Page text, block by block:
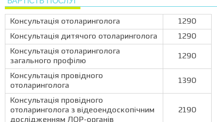
Консультація отоларинголога
1290
Консультація дитячого отоларинголога
1290
Консультація отоларинголога
загального профілю
1290
Консультація провідного
отоларинголога
1390
Консультація провідного
отоларинголога з відеоендоскопічним
дослідженням ЛОР-органів
2190